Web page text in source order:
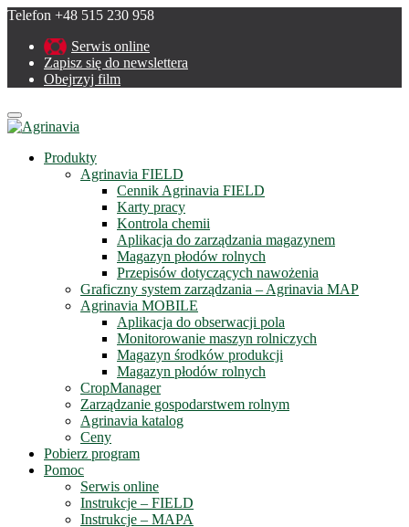
Telefon +48 515 230 958
Serwis online
Zapisz się do newslettera
Obejrzyj film
Menu
Produkty
Agrinavia FIELD
Cennik Agrinavia FIELD
Karty pracy
Kontrola chemii
Aplikacja do zarządzania magazynem
Magazyn płodów rolnych
Przepisów dotyczących nawożenia
Graficzny system zarządzania – Agrinavia MAP
Agrinavia MOBILE
Aplikacja do obserwacji pola
Monitorowanie maszyn rolniczych
Magazyn środków produkcji
Magazyn płodów rolnych
CropManager
Zarządzanie gospodarstwem rolnym
Agrinavia katalog
Ceny
Pobierz program
Pomoc
Serwis online
Instrukcje – FIELD
Instrukcje – MAPA